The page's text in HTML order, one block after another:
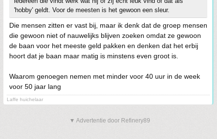
'hobby' geldt. Voor de meesten is het gewoon een sleur.
Die mensen zitten er vast bij, maar ik denk dat de groep mensen
die gewoon niet of nauwelijks blijven zoeken omdat ze gewoon
de baan voor het meeste geld pakken en denken dat het erbij
hoort dat je baan maar matig is minstens even groot is.
Waarom genoegen nemen met minder voor 40 uur in de week
voor 50 jaar lang
Laffe huichelaar
▼ Advertentie door Refinery89